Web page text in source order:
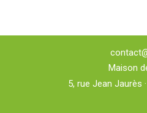
Maison
5, rue Jean Jaurès